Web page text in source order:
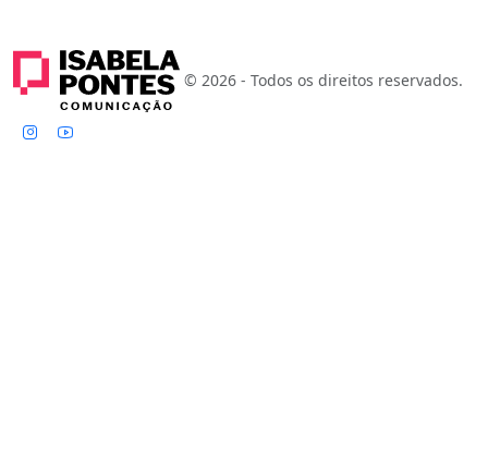
© 2026 - Todos os direitos reservados.